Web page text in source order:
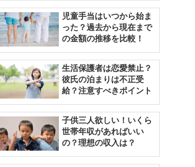
児童手当はいつから始ま
った？過去から現在まで
の金額の推移を比較！
生活保護者は恋愛禁止？
彼氏の泊まりは不正受
給？注意すべきポイント
子供三人欲しい！いくら
世帯年収があればいい
の？理想の収入は？